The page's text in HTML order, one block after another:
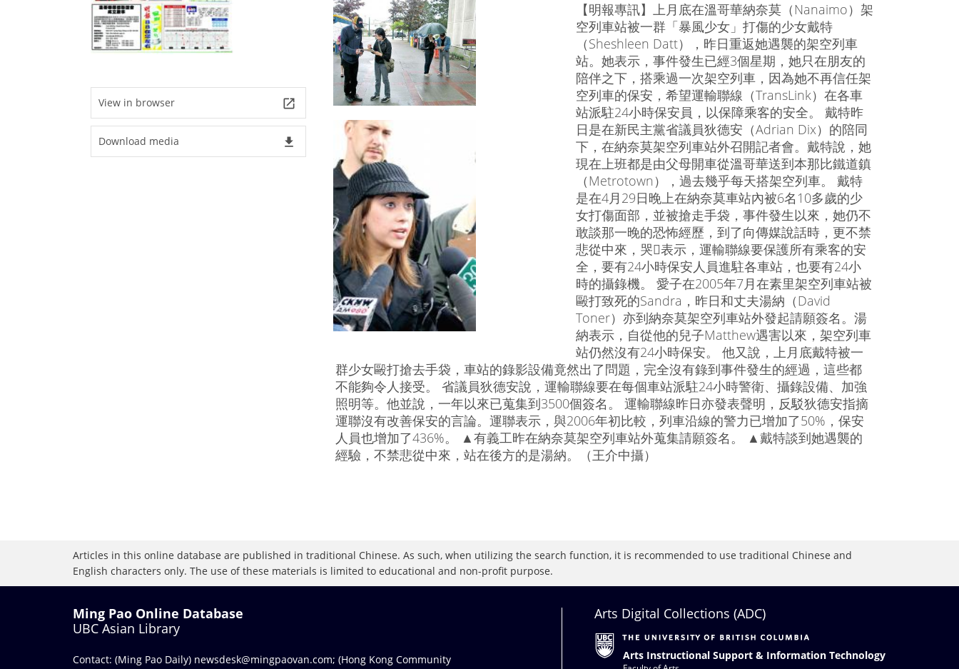
View in browser launch
Download media file_download
【明報專訊】上月底在溫哥華納奈莫（Nanaimo）架
空列車站被一群「暴風少女」打傷的少女戴特
（Sheshleen Datt），昨日重返她遇襲的架空列車
站。她表示，事件發生已經3個星期，她只在朋友的
陪伴之下，搭乘過一次架空列車，因為她不再信任架
空列車的保安，希望運輸聯線（TransLink）在各車
站派駐24小時保安員，以保障乘客的安全。 戴特昨
日是在新民主黨省議員狄德安（Adrian Dix）的陪同
下，在納奈莫架空列車站外召開記者會。戴特說，她
現在上班都是由父母開車從溫哥華送到本那比鐵道鎮
（Metrotown），過去幾乎每天搭架空列車。 戴特
是在4月29日晚上在納奈莫車站內被6名10多歲的少
女打傷面部，並被搶走手袋，事件發生以來，她仍不
敢談那一晚的恐怖經歷，到了向傳媒說話時，更不禁
悲從中來，哭表示，運輸聯線要保護所有乘客的安
全，要有24小時保安人員進駐各車站，也要有24小
時的攝錄機。 愛子在2005年7月在素里架空列車站被
毆打致死的Sandra，昨日和丈夫湯納（David
Toner）亦到納奈莫架空列車站外發起請願簽名。湯
納表示，自從他的兒子Matthew遇害以來，架空列車
站仍然沒有24小時保安。 他又說，上月底戴特被一
群少女毆打搶去手袋，車站的錄影設備竟然出了問題，完全沒有錄到事件發生的經過，這些都
不能夠令人接受。 省議員狄德安說，運輸聯線要在每個車站派駐24小時警衛、攝錄設備、加強
照明等。他並說，一年以來已蒐集到3500個簽名。 運輸聯線昨日亦發表聲明，反駁狄德安指摘
運聯沒有改善保安的言論。運聯表示，與2006年初比較，列車沿線的警力已增加了50%，保安
人員也增加了436%。 ▲有義工昨在納奈莫架空列車站外蒐集請願簽名。 ▲戴特談到她遇襲的
經驗，不禁悲從中來，站在後方的是湯納。（王介中攝）
Articles in this online database are published in traditional Chinese. As such, when utilizing the search function, it is recommended to use traditional Chinese and
English characters only. The use of these materials is limited to educational and non-profit purpose.
Ming Pao Online Database
UBC Asian Library
Contact: (Ming Pao Daily) newsdesk@mingpaovan.com; (Hong Kong Community
Arts Digital Collections (ADC)
Arts Instructional Support & Information Technology